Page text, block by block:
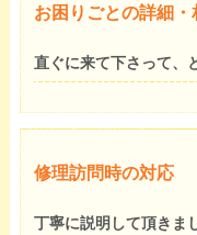
お困りごとの詳細
直ぐに来て下さって、
修理訪問時の対応
丁寧に説明して頂きま